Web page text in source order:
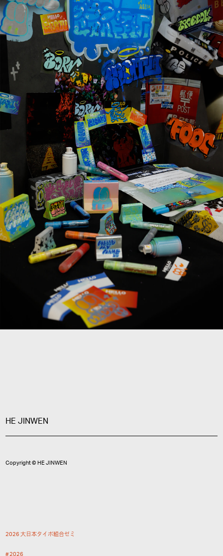
HE JINWEN
Copyright © HE JINWEN
2026 大 日 本タ イ ポ組合ゼ ミ
2026